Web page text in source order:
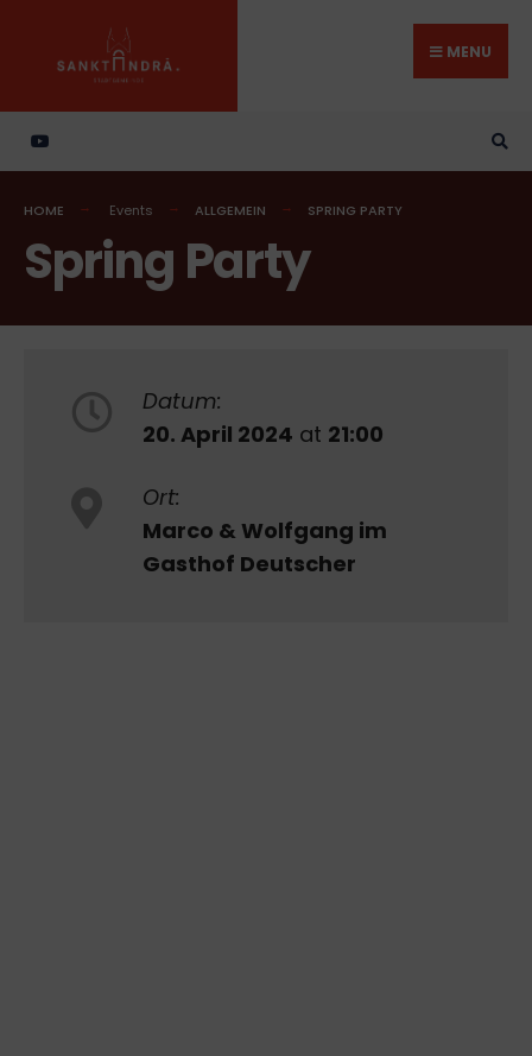
content
MENU
HOME Events ALLGEMEIN SPRING PARTY
Spring Party
Datum:
20. April 2024 at 21:00
Ort:
Marco & Wolfgang im
Gasthof Deutscher